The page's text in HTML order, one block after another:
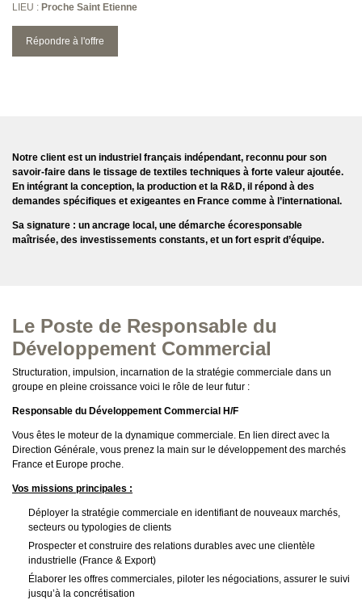
LIEU : Proche Saint Etienne
Répondre à l'offre
Notre client est un industriel français indépendant, reconnu pour son
savoir-faire dans le tissage de textiles techniques à forte valeur ajoutée.
En intégrant la conception, la production et la R&D, il répond à des
demandes spécifiques et exigeantes en France comme à l’international.
Sa signature : un ancrage local, une démarche écoresponsable
maîtrisée, des investissements constants, et un fort esprit d’équipe.
Le Poste de Responsable du
Développement Commercial
Structuration, impulsion, incarnation de la stratégie commerciale dans un
groupe en pleine croissance voici le rôle de leur futur :
Responsable du Développement Commercial H/F
Vous êtes le moteur de la dynamique commerciale. En lien direct avec la
Direction Générale, vous prenez la main sur le développement des marchés
France et Europe proche.
Vos missions principales :
Déployer la stratégie commerciale en identifiant de nouveaux marchés,
secteurs ou typologies de clients
Prospecter et construire des relations durables avec une clientèle
industrielle (France & Export)
Élaborer les offres commerciales, piloter les négociations, assurer le suivi
jusqu’à la concrétisation